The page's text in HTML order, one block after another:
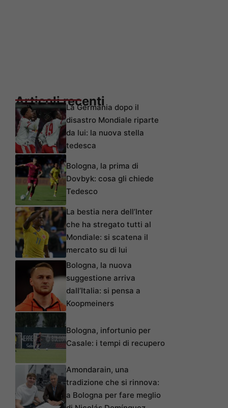
Articoli recenti
La Germania dopo il
disastro Mondiale riparte
da lui: la nuova stella
tedesca
Bologna, la prima di
Dovbyk: cosa gli chiede
Tedesco
La bestia nera dell’Inter
che ha stregato tutti al
Mondiale: si scatena il
mercato su di lui
Bologna, la nuova
suggestione arriva
dall’Italia: si pensa a
Koopmeiners
Bologna, infortunio per
Casale: i tempi di recupero
Amondarain, una
tradizione che si rinnova:
a Bologna per fare meglio